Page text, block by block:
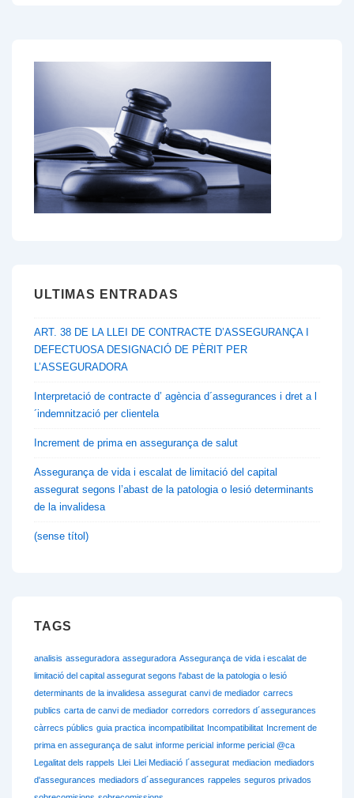
´assegurances
´exercici
càrrecs
públics
ULTIMAS ENTRADAS
ART. 38 DE LA LLEI DE CONTRACTE D’ASSEGURANÇA I
DEFECTUOSA DESIGNACIÓ DE PÈRIT PER
L’ASSEGURADORA
Interpretació de contracte d’ agència d´assegurances i dret a l
´indemnització per clientela
Increment de prima en assegurança de salut
Assegurança de vida i escalat de limitació del capital
assegurat segons l’abast de la patologia o lesió determinants
de la invalidesa
(sense títol)
TAGS
analisis asseguradora asseguradora Assegurança de vida i escalat de
limitació del capital assegurat segons l'abast de la patologia o lesió
determinants de la invalidesa assegurat canvi de mediador carrecs
publics carta de canvi de mediador corredors corredors d´assegurances
càrrecs públics guia practica incompatibilitat Incompatibilitat Increment de
prima en assegurança de salut informe pericial informe pericial @ca
Legalitat dels rappels Llei Llei Mediació l´assegurat mediacion mediadors
d'assegurances mediadors d´assegurances rappeles seguros privados